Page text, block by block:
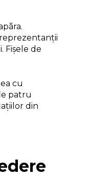
Fișele de
cu
patru
din